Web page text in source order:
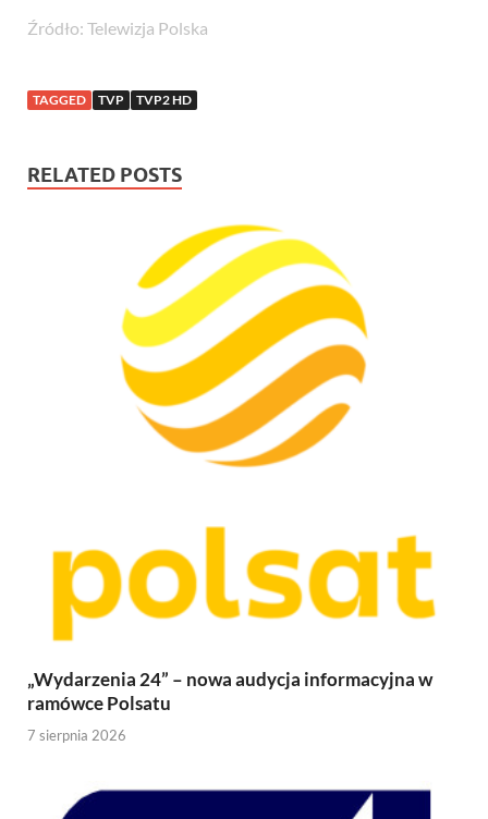
Źródło: Telewizja Polska
TAGGED TVP TVP2 HD
RELATED POSTS
„Wydarzenia 24” – nowa audycja informacyjna w
ramówce Polsatu
7 sierpnia 2026